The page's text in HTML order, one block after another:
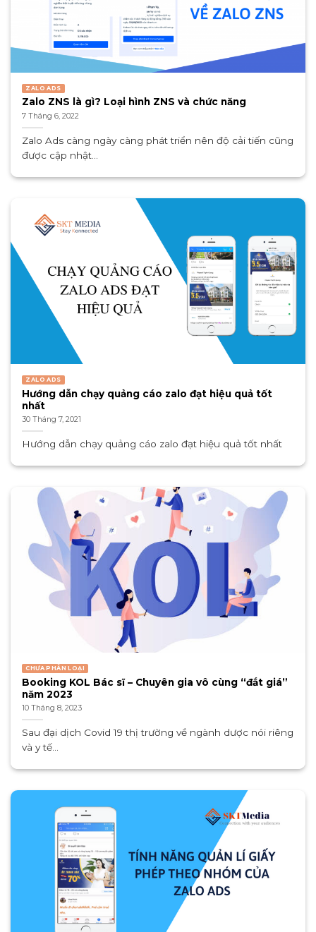
ZALO ADS
Zalo ZNS là gì? Loại hình ZNS và chức năng
7 Tháng 6, 2022
Zalo Ads càng ngày càng phát triển nên độ cải tiến cũng
được cập nhật...
ZALO ADS
Hướng dẫn chạy quảng cáo zalo đạt hiệu quả tốt
nhất
30 Tháng 7, 2021
Hướng dẫn chạy quảng cáo zalo đạt hiệu quả tốt nhất
CHƯA PHÂN LOẠI
Booking KOL Bác sĩ – Chuyên gia vô cùng “đắt giá”
năm 2023
10 Tháng 8, 2023
Sau đại dịch Covid 19 thị trường về ngành dược nói riêng
và y tế...